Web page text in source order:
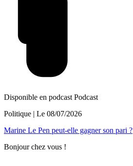
Disponible en podcast Podcast
Politique | Le 08/07/2026
Marine Le Pen peut-elle gagner son pari ?
Bonjour chez vous !